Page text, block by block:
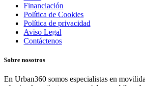
Financiación
Política de Cookies
Política de privacidad
Aviso Legal
Contáctenos
Sobre nosotros
En Urban360 somos especialistas en